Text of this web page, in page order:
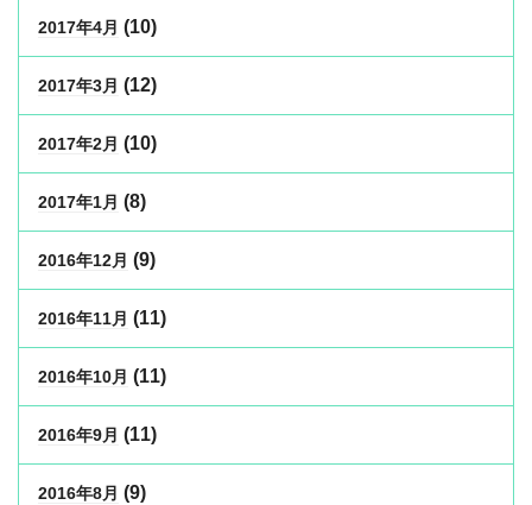
2017年4月 (10)
2017年3月 (12)
2017年2月 (10)
2017年1月 (8)
2016年12月 (9)
2016年11月 (11)
2016年10月 (11)
2016年9月 (11)
2016年8月 (9)